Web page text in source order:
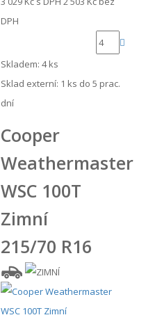
DPH
Skladem: 4 ks
Sklad externí: 1 ks do 5 prac.
dní
Cooper
Weathermaster
WSC 100T
Zimní
215/70 R16